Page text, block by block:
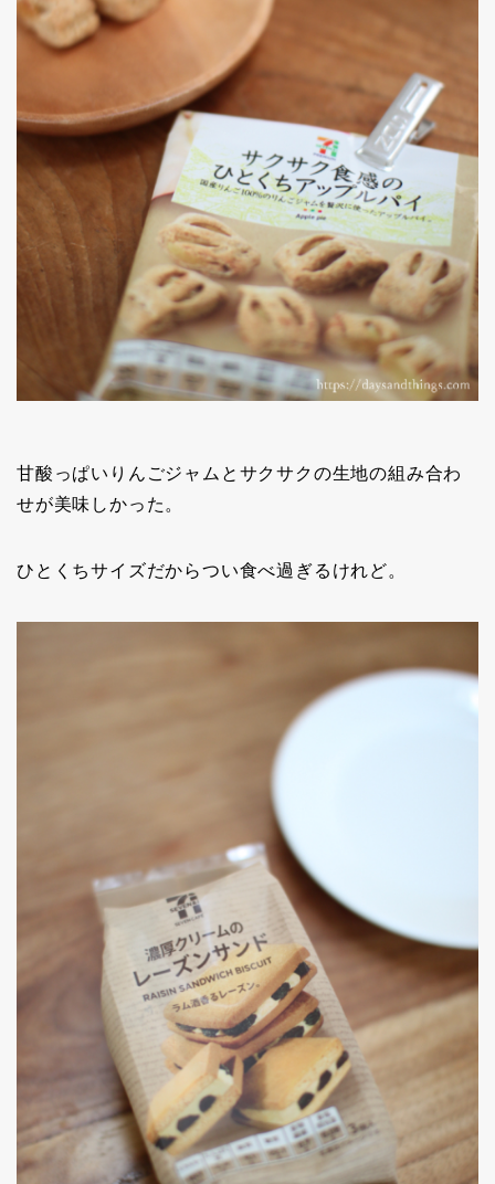
甘酸っぱいりんごジャムとサクサクの生地の組み合わ
せが美味しかった。
ひとくちサイズだからつい食べ過ぎるけれど。